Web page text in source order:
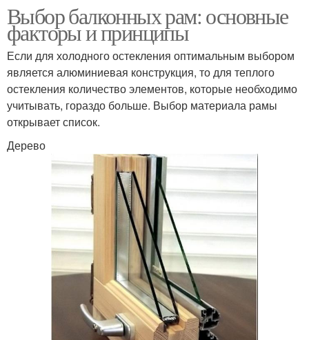
Выбор балконных рам: основные
факторы и принципы
Если для холодного остекления оптимальным выбором
является алюминиевая конструкция, то для теплого
остекления количество элементов, которые необходимо
учитывать, гораздо больше. Выбор материала рамы
открывает список.
Дерево